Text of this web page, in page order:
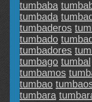
tumbaba
tumbada
tumbaderos
tumbado
tumbadores
tumbago tumbal
tumbamos
tumbao
tumbara